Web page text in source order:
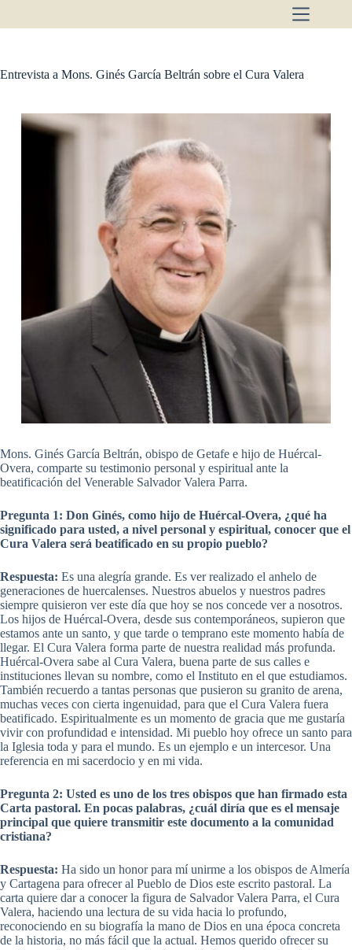
Entrevista a Mons. Ginés García Beltrán sobre el Cura Valera
Mons. Ginés García Beltrán, obispo de Getafe e hijo de Huércal-
Overa, comparte su testimonio personal y espiritual ante la
beatificación del Venerable Salvador Valera Parra.
Pregunta 1: Don Ginés, como hijo de Huércal-Overa, ¿qué ha
significado para usted, a nivel personal y espiritual, conocer que el
Cura Valera será beatificado en su propio pueblo?
Respuesta: Es una alegría grande. Es ver realizado el anhelo de
generaciones de huercalenses. Nuestros abuelos y nuestros padres
siempre quisieron ver este día que hoy se nos concede ver a nosotros.
Los hijos de Huércal-Overa, desde sus contemporáneos, supieron que
estamos ante un santo, y que tarde o temprano este momento había de
llegar. El Cura Valera forma parte de nuestra realidad más profunda.
Huércal-Overa sabe al Cura Valera, buena parte de sus calles e
instituciones llevan su nombre, como el Instituto en el que estudiamos.
También recuerdo a tantas personas que pusieron su granito de arena,
muchas veces con cierta ingenuidad, para que el Cura Valera fuera
beatificado. Espiritualmente es un momento de gracia que me gustaría
vivir con profundidad e intensidad. Mi pueblo hoy ofrece un santo para
la Iglesia toda y para el mundo. Es un ejemplo e un intercesor. Una
referencia en mi sacerdocio y en mi vida.
Pregunta 2: Usted es uno de los tres obispos que han firmado esta
Carta pastoral. En pocas palabras, ¿cuál diría que es el mensaje
principal que quiere transmitir este documento a la comunidad
cristiana?
Respuesta: Ha sido un honor para mí unirme a los obispos de Almería
y Cartagena para ofrecer al Pueblo de Dios este escrito pastoral. La
carta quiere dar a conocer la figura de Salvador Valera Parra, el Cura
Valera, haciendo una lectura de su vida hacia lo profundo,
reconociendo en su biografía la mano de Dios en una época concreta
de la historia, no más fácil que la actual. Hemos querido ofrecer su